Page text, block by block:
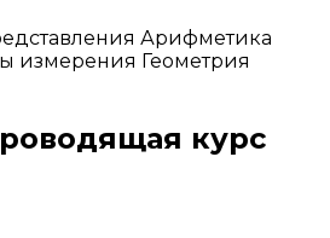
Арифметика
измерения Геометрия
курс